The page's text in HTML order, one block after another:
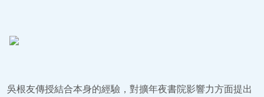
吳根友傳授結合本身的經驗，對擴年夜書院影響力方面提出